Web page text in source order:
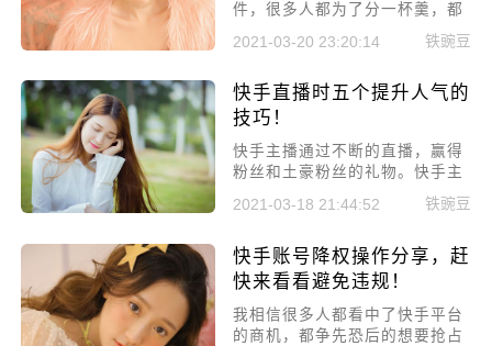
件，很多人都为了分一杯羹，都
在运营自己的快手账号，今天小
编用丰富的从业经验来给大家讲
丝，在快手如何运营账号内容。
2021-03-20 23:20:14 铁豌豆
快手直播时五个提升人气的
技巧！
快手主播通过不断的直播，赢得
粉丝和土豪粉丝的礼物。快手主
播收到的礼物越多，在直播结束
后可以进行提现的金额就越多，
的快手主播，提升人气是关键。
今天就和大家说说，快手直播时
2021-03-18 21:44:52 铁豌豆
快手账号降权操作分享，赶
快来看看避免违规！
​我相信很多人都看中了快手平台
的商机，都争先恐后的想要抢占